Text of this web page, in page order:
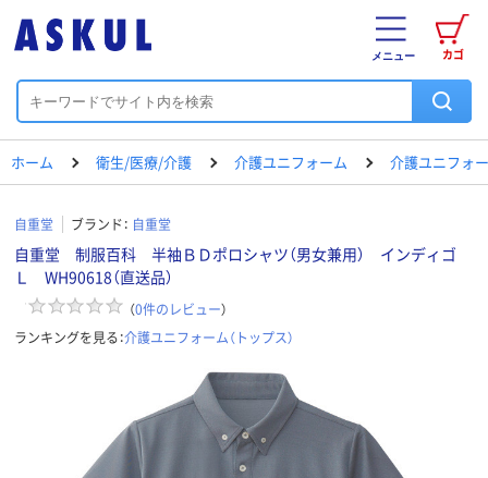
カゴ
メニュー
ホーム 衛生/医療/介護 介護ユニフォーム 介護ユニフォー
自重堂 ブランド： 自重堂
自重堂 制服百科 半袖ＢＤポロシャツ（男女兼用） インディゴ
Ｌ WH90618（直送品）
（0件のレビュー）
ランキングを見る：介護ユニフォーム（トップス）